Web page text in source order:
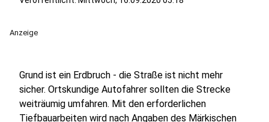
Anzeige
Grund ist ein Erdbruch - die Straße ist nicht mehr
sicher. Ortskundige Autofahrer sollten die Strecke
weiträumig umfahren. Mit den erforderlichen
Tiefbauarbeiten wird nach Angaben des Märkischen